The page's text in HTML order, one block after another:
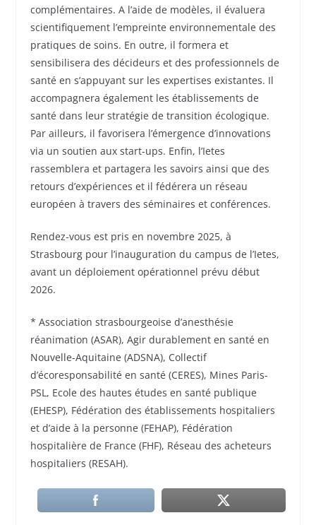
complémentaires. A l’aide de modèles, il évaluera
scientifiquement l’empreinte environnementale des
pratiques de soins. En outre, il formera et
sensibilisera des décideurs et des professionnels de
santé en s’appuyant sur les expertises existantes. Il
accompagnera également les établissements de
santé dans leur stratégie de transition écologique.
Par ailleurs, il favorisera l’émergence d’innovations
via un soutien aux start-ups. Enfin, l’Ietes
rassemblera et partagera les savoirs ainsi que des
retours d’expériences et il fédérera un réseau
européen à travers des séminaires et conférences.
Rendez-vous est pris en novembre 2025, à
Strasbourg pour l’inauguration du campus de l’Ietes,
avant un déploiement opérationnel prévu début
2026.
* Association strasbourgeoise d’anesthésie
réanimation (ASAR), Agir durablement en santé en
Nouvelle-Aquitaine (ADSNA), Collectif
d’écoresponsabilité en santé (CERES), Mines Paris-
PSL, Ecole des hautes études en santé publique
(EHESP), Fédération des établissements hospitaliers
et d’aide à la personne (FEHAP), Fédération
hospitalière de France (FHF), Réseau des acheteurs
hospitaliers (RESAH).